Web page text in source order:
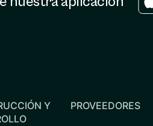
Y
PROVEEDORES